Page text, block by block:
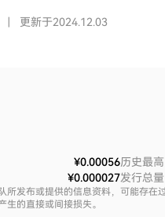
更新于2024.12.03
¥0.00056
¥0.000027
历史最高
发行总量
所发布或提供的信息资料，可能存在
生的直接或间接损失。